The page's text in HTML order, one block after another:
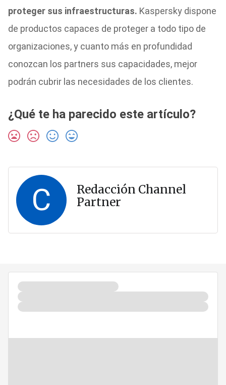
proteger sus infraestructuras. Kaspersky dispone
de productos capaces de proteger a todo tipo de
organizaciones, y cuanto más en profundidad
conozcan los partners sus capacidades, mejor
podrán cubrir las necesidades de los clientes.
¿Qué te ha parecido este artículo?
C
Redacción Channel
Partner